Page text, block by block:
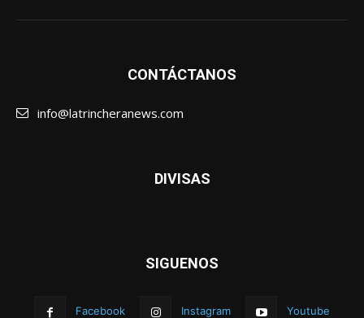
CONTÁCTANOS
info@latrincheranews.com
DIVISAS
SIGUENOS
Facebook Instagram Youtube